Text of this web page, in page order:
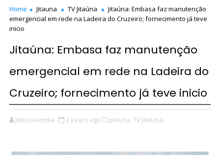
Home Jitauna TV Jitaúna
Jitaúna: Embasa faz manutenção
emergencial em rede na Ladeira do Cruzeiro; fornecimento já teve
inicio
Jitaúna: Embasa faz manutenção
emergencial em rede na Ladeira do
Cruzeiro; fornecimento já teve inicio
jitaunaemdia 2 years ago Jitauna, TV Jitaúna,